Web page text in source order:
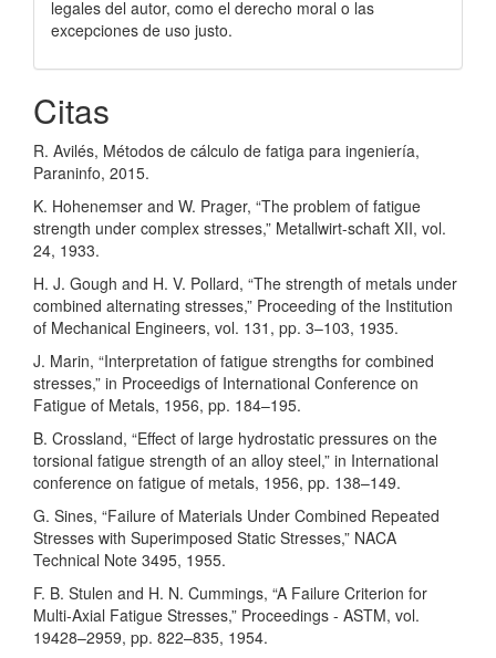
legales del autor, como el derecho moral o las
excepciones de uso justo.
Citas
R. Avilés, Métodos de cálculo de fatiga para ingeniería,
Paraninfo, 2015.
K. Hohenemser and W. Prager, “The problem of fatigue
strength under complex stresses,” Metallwirt-schaft XII, vol.
24, 1933.
H. J. Gough and H. V. Pollard, “The strength of metals under
combined alternating stresses,” Proceeding of the Institution
of Mechanical Engineers, vol. 131, pp. 3–103, 1935.
J. Marin, “Interpretation of fatigue strengths for combined
stresses,” in Proceedigs of International Conference on
Fatigue of Metals, 1956, pp. 184–195.
B. Crossland, “Effect of large hydrostatic pressures on the
torsional fatigue strength of an alloy steel,” in International
conference on fatigue of metals, 1956, pp. 138–149.
G. Sines, “Failure of Materials Under Combined Repeated
Stresses with Superimposed Static Stresses,” NACA
Technical Note 3495, 1955.
F. B. Stulen and H. N. Cummings, “A Failure Criterion for
Multi-Axial Fatigue Stresses,” Proceedings - ASTM, vol.
19428–2959, pp. 822–835, 1954.